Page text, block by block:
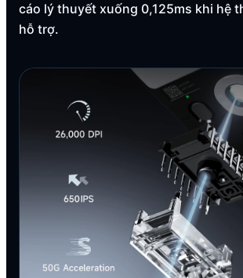
cáo lý thuyết xuống 0,125ms khi hệ
hỗ trợ.